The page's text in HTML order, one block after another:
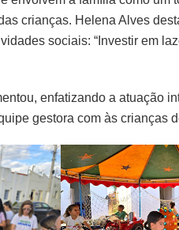
crianças. Helena Alves
sociais: “Investir em
enfatizando a atuação
gestora com às crianças